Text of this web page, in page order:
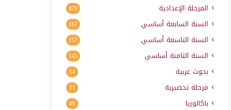
المرحلة الإعدادية 470
السنة السابعة أساسي 167
السنة التاسعة أساسي 157
السنة الثامنة أساسي 145
بحوث عربية 54
مرحلة تحضيرية 33
باكالوريا 49